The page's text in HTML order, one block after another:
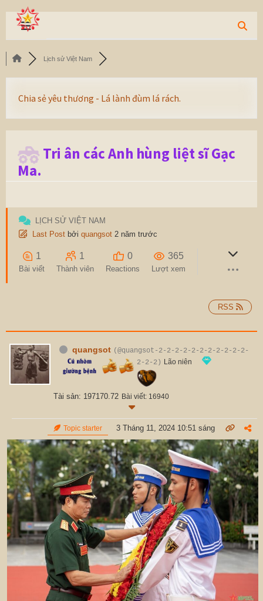
Lịch sử Việt Nam
Chia sẻ yêu thương - Lá lành đùm lá rách.
Tri ân các Anh hùng liệt sĩ Gạc
Ma.
LỊCH SỬ VIỆT NAM
Last Post bởi quangsot 2 năm trước
1
Bài viết
1
Thành viên
0
Reactions
365
Lượt xem
RSS
quangsot (@quangsot-2-2-2-2-2-2-2-2-2-2-2-
2-2-2) Lão niên
Tài sản: 197170.72 Bài viết: 16940
Topic starter 3 Tháng 11, 2024 10:51 sáng